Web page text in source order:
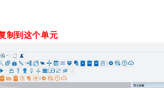
制到这个单元